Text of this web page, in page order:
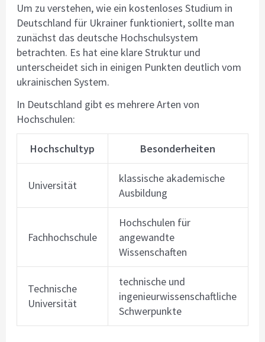
Um zu verstehen, wie ein kostenloses Studium in
Deutschland für Ukrainer funktioniert, sollte man
zunächst das deutsche Hochschulsystem
betrachten. Es hat eine klare Struktur und
unterscheidet sich in einigen Punkten deutlich vom
ukrainischen System.
In Deutschland gibt es mehrere Arten von
Hochschulen:
Hochschultyp Besonderheiten
Universität
klassische akademische
Ausbildung
Fachhochschule
Hochschulen für
angewandte
Wissenschaften
Technische
Universität
technische und
ingenieurwissenschaftliche
Schwerpunkte